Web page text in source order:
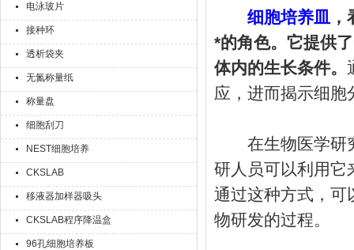
电泳玻片
接种环
透析袋夹
无氮称量纸
称量盘
细胞刮刀
NEST细胞培养
CKSLAB
移液器加样器吸头
CKSLAB程序降温盒
96孔细胞培养板
细胞培养皿
*的角色。它提供
体内的生长条件。
应，进而揭示细胞
在生物医学研究
研人员可以利用它
通过这种方式，可
物研发的过程。